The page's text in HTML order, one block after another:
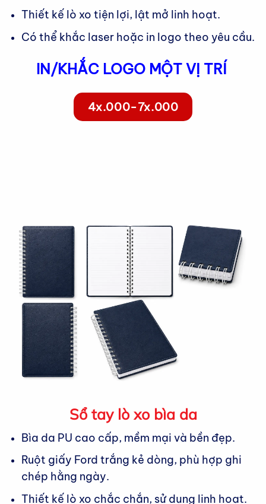
Thiết kế lò xo tiện lợi, lật mở linh hoạt.
Có thể khắc laser hoặc in logo theo yêu cầu.
IN/KHẮC LOGO MỘT VỊ TRÍ
4x.000-7x.000
Sổ tay lò xo bìa da
Bìa da PU cao cấp, mềm mại và bền đẹp.
Ruột giấy Ford trắng kẻ dòng, phù hợp ghi
chép hằng ngày.
Thiết kế lò xo chắc chắn, sử dụng linh hoạt.